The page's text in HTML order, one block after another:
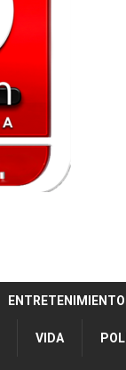
ENTRETENIMIENTO
VIDA